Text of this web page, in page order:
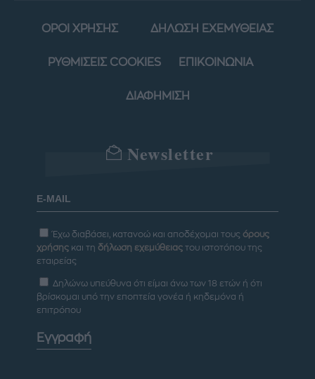
ΟΡΟΙ ΧΡΗΣΗΣ ΔΗΛΩΣΗ ΕΧΕΜΥΘΕΙΑΣ
ΡΥΘΜΙΣΕΙΣ COOKIES ΕΠΙΚΟΙΝΩΝΙΑ
ΔΙΑΦΗΜΙΣΗ
Newsletter
Έχω διαβάσει, κατανοώ και αποδέχομαι τους όρους
χρήσης και τη δήλωση εχεμύθειας του ιστοτόπου της
εταιρείας
Δηλώνω υπεύθυνα ότι είμαι άνω των 18 ετών ή ότι
βρίσκομαι υπό την εποπτεία γονέα ή κηδεμόνα ή
επιτρόπου
Εγγραφή